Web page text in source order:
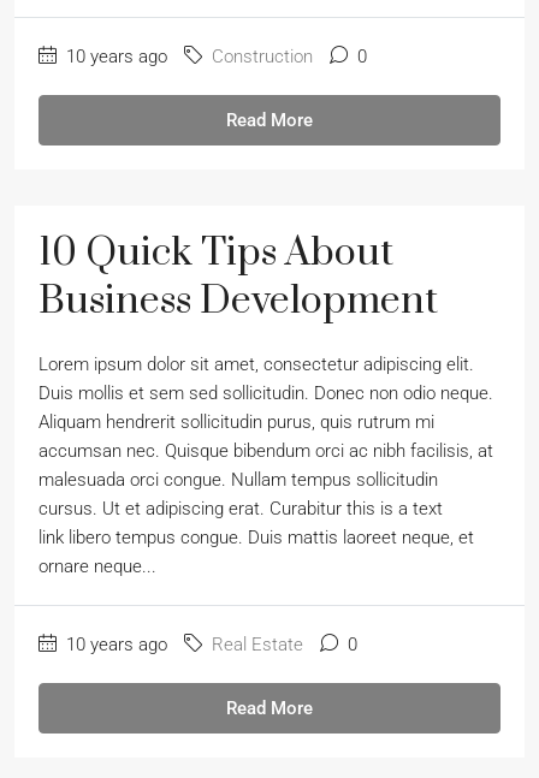
10 years ago Construction 0
Read More
10 Quick Tips About
Business Development
Lorem ipsum dolor sit amet, consectetur adipiscing elit.
Duis mollis et sem sed sollicitudin. Donec non odio neque.
Aliquam hendrerit sollicitudin purus, quis rutrum mi
accumsan nec. Quisque bibendum orci ac nibh facilisis, at
malesuada orci congue. Nullam tempus sollicitudin
cursus. Ut et adipiscing erat. Curabitur this is a text
link libero tempus congue. Duis mattis laoreet neque, et
ornare neque...
10 years ago Real Estate 0
Read More